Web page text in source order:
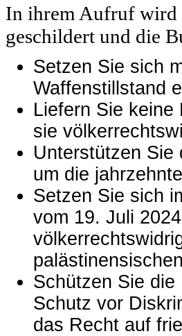
In ihrem Aufruf wird
geschildert und die
Setzen Sie sich
Waffenstillstand
Liefern Sie
sie
Unterstützen Sie
um die
Setzen Sie sich
vom 19. Juli
Schützen Sie
Schutz vor
das Recht auf